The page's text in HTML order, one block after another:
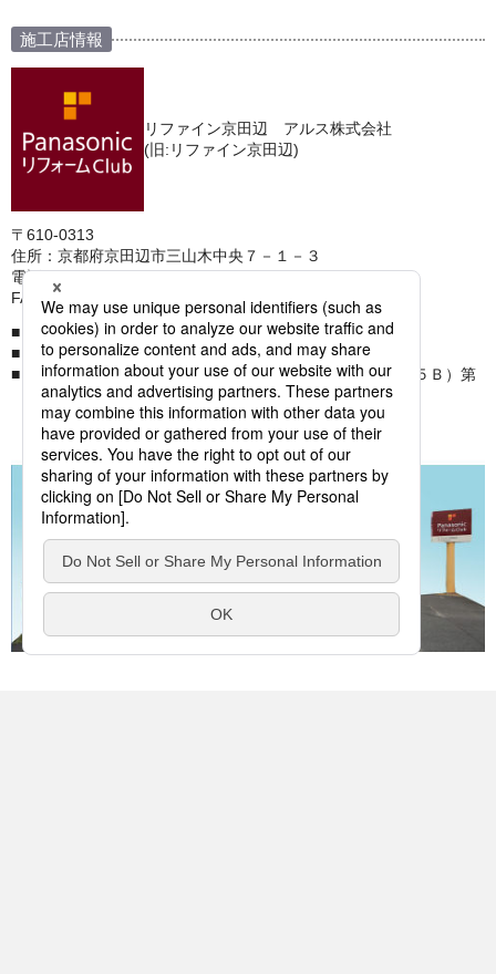
施工店情報
リファイン京田辺 アルス株式会社
(旧:リファイン京田辺)
〒610-0313
住所：京都府京田辺市三山木中央７－１－３
電話：0774-63-0671
FAX：0774-64-8688
運営会社名 アルス株式会社
建設業 京都府知事許可（般－６）第３８０６２号
建築士事務所 二級建築士事務所：京都府知事登録（０５Ｂ）第
０２１４７号